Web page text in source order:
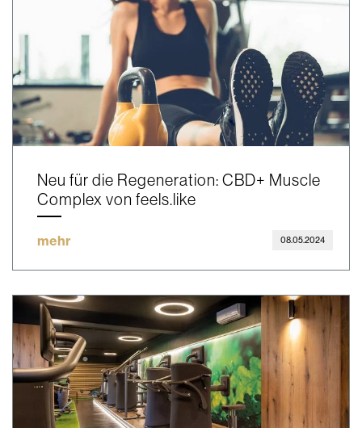
Neu für die Regeneration: CBD+ Muscle
Complex von feels.like
mehr 08.05.2024